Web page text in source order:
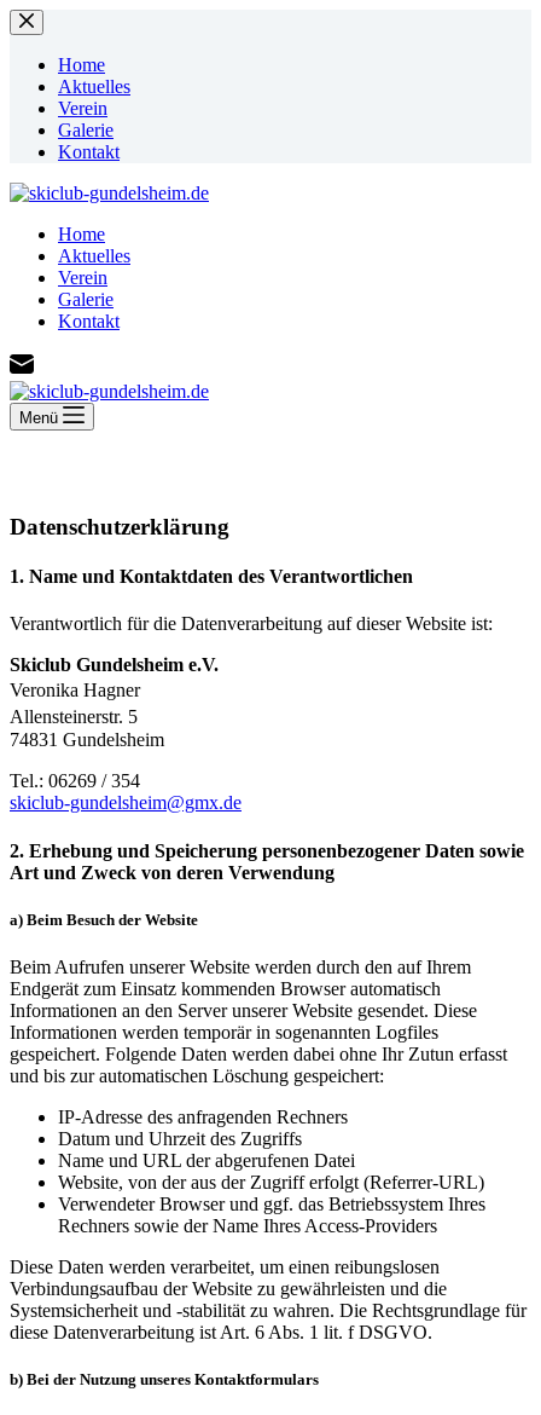
Zum
Inhalt
springenHome
Aktuelles
Verein
Galerie
Kontakt
Home
Aktuelles
Verein
Galerie
Kontakt
Menü
Datenschutzerklärung
1. Name und Kontaktdaten des Verantwortlichen
Verantwortlich für die Datenverarbeitung auf dieser Website ist:
Skiclub Gundelsheim e.V.
Veronika Hagner
Allensteinerstr. 5
74831 Gundelsheim
Tel.: 06269 / 354
skiclub-gundelsheim@gmx.de
2. Erhebung und Speicherung personenbezogener Daten sowie
Art und Zweck von deren Verwendung
a) Beim Besuch der Website
Beim Aufrufen unserer Website werden durch den auf Ihrem
Endgerät zum Einsatz kommenden Browser automatisch
Informationen an den Server unserer Website gesendet. Diese
Informationen werden temporär in sogenannten Logfiles
gespeichert. Folgende Daten werden dabei ohne Ihr Zutun erfasst
und bis zur automatischen Löschung gespeichert:
IP-Adresse des anfragenden Rechners
Datum und Uhrzeit des Zugriffs
Name und URL der abgerufenen Datei
Website, von der aus der Zugriff erfolgt (Referrer-URL)
Verwendeter Browser und ggf. das Betriebssystem Ihres
Rechners sowie der Name Ihres Access-Providers
Diese Daten werden verarbeitet, um einen reibungslosen
Verbindungsaufbau der Website zu gewährleisten und die
Systemsicherheit und -stabilität zu wahren. Die Rechtsgrundlage für
diese Datenverarbeitung ist Art. 6 Abs. 1 lit. f DSGVO.
b) Bei der Nutzung unseres Kontaktformulars